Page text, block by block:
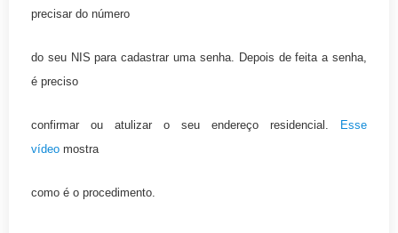
precisar do número
do seu NIS para cadastrar uma senha. Depois de feita a senha,
é preciso
confirmar ou atulizar o seu endereço residencial.
Esse
vídeo mostra
como é o procedimento.